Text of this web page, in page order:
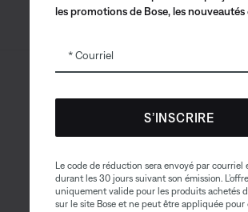
Mention juridique
Politique de confidentialité
Avis sur les témoins
Conditions générales de vente
les promotions de Bose, les nouveautés
Courriel
S’INSCRIRE
Le code de réduction sera envoyé par courriel
durant les 30 jours suivant son émission.
uniquement valide pour les produits achetés
sur le site Bose et ne peut être appliquée pour